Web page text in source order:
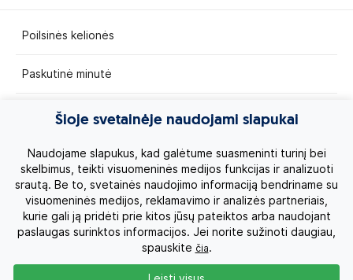
Poilsinės kelionės
Paskutinė minutė
Egzotinės kelionės
Kruizai
Kelionės po Lietuvą
Apie mus
Privatumo politika
Šioje svetainėje naudojami slapukai
Naudojame slapukus, kad galėtume suasmeninti turinį bei
skelbimus, teikti visuomeninės medijos funkcijas ir analizuoti
srautą. Be to, svetainės naudojimo informaciją bendriname su
visuomeninės medijos, reklamavimo ir analizės partneriais,
kurie gali ją pridėti prie kitos jūsų pateiktos arba naudojant
paslaugas surinktos informacijos. Jei norite sužinoti daugiau,
spauskite čia.